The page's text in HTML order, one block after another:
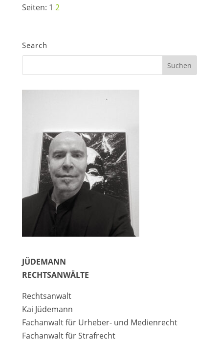
Seiten: 1 2
Search
JÜDEMANN
RECHTSANWÄLTE
Rechtsanwalt
Kai Jüdemann
Fachanwalt für Urheber- und Medienrecht
Fachanwalt für Strafrecht